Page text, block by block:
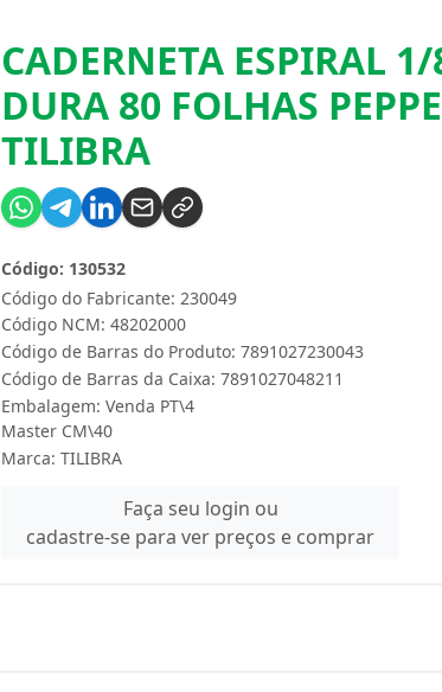
CADERNETA ESPIRAL
DURA 80 FOLHAS
TILIBRA
Código do Fabricante: 230049
Código: 130532
Código NCM: 48202000
Código de Barras do Produto: 7891027230043
Código de Barras da Caixa: 7891027048211
Embalagem: Venda PT\4
Master CM\40
Marca: TILIBRA
Faça seu login ou
cadastre-se para ver preços e comprar